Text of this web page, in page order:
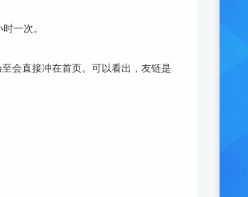
一次。
会直接冲在首页。可以看出，友链是